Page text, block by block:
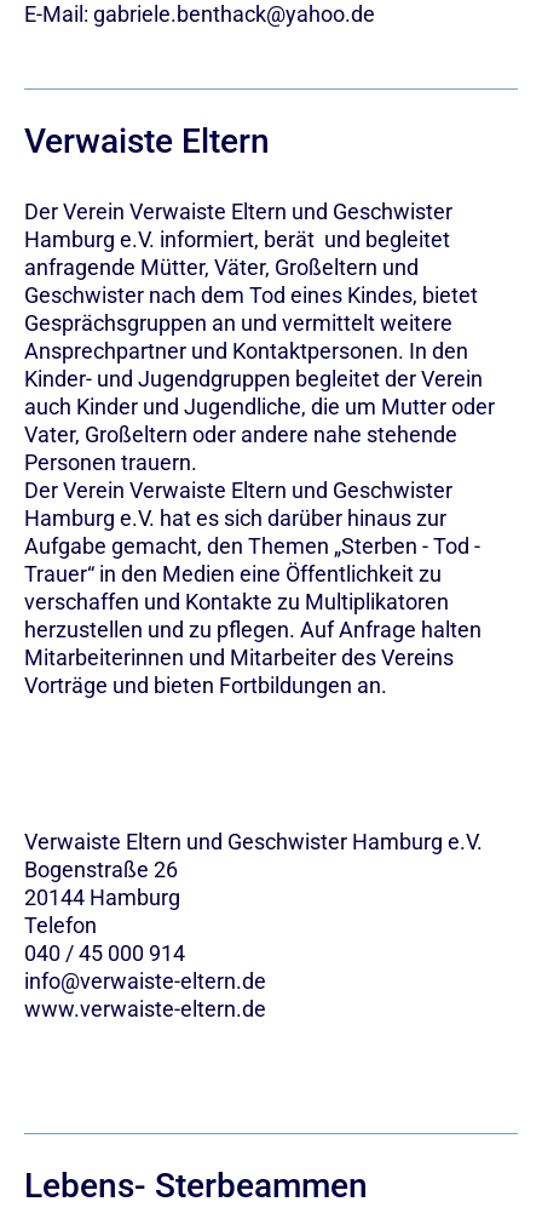
E-Mail: gabriele.benthack@yahoo.de
Verwaiste Eltern
Der Verein Verwaiste Eltern und Geschwister
Hamburg e.V. informiert, berät und begleitet
anfragende Mütter, Väter, Großeltern und
Geschwister nach dem Tod eines Kindes, bietet
Gesprächsgruppen an und vermittelt weitere
Ansprechpartner und Kontaktpersonen. In den
Kinder- und Jugendgruppen begleitet der Verein
auch Kinder und Jugendliche, die um Mutter oder
Vater, Großeltern oder andere nahe stehende
Personen trauern.
Der Verein Verwaiste Eltern und Geschwister
Hamburg e.V. hat es sich darüber hinaus zur
Aufgabe gemacht, den Themen „Sterben - Tod -
Trauer“ in den Medien eine Öffentlichkeit zu
verschaffen und Kontakte zu Multiplikatoren
herzustellen und zu pflegen. Auf Anfrage halten
Mitarbeiterinnen und Mitarbeiter des Vereins
Vorträge und bieten Fortbildungen an.
Verwaiste Eltern und Geschwister Hamburg e.V.
Bogenstraße 26
20144 Hamburg
Telefon
040 / 45 000 914
info@verwaiste-eltern.de
www.verwaiste-eltern.de
Lebens- Sterbeammen